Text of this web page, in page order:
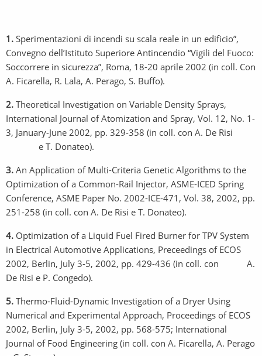
1. Sperimentazioni di incendi su scala reale in un edificio”,
Convegno dell’Istituto Superiore Antincendio “Vigili del Fuoco:
Soccorrere in sicurezza”, Roma, 18-20 aprile 2002 (in coll. Con
A. Ficarella, R. Lala, A. Perago, S. Buffo).
2. Theoretical Investigation on Variable Density Sprays,
International Journal of Atomization and Spray, Vol. 12, No. 1-
3, January-June 2002, pp. 329-358 (in coll. con A. De Risi
e T. Donateo).
3. An Application of Multi-Criteria Genetic Algorithms to the
Optimization of a Common-Rail Injector, ASME-ICED Spring
Conference, ASME Paper No. 2002-ICE-471, Vol. 38, 2002, pp.
251-258 (in coll. con A. De Risi e T. Donateo).
4. Optimization of a Liquid Fuel Fired Burner for TPV System
in Electrical Automotive Applications, Preceedings of ECOS
2002, Berlin, July 3-5, 2002, pp. 429-436 (in coll. con A.
De Risi e P. Congedo).
5. Thermo-Fluid-Dynamic Investigation of a Dryer Using
Numerical and Experimental Approach, Proceedings of ECOS
2002, Berlin, July 3-5, 2002, pp. 568-575; International
Journal of Food Engineering (in coll. con A. Ficarella, A. Perago